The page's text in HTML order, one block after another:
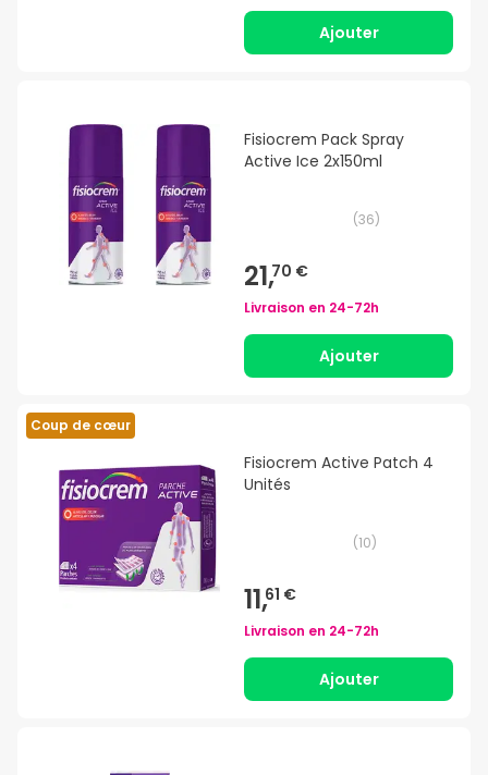
Ajouter
Fisiocrem Pack Spray
Active Ice 2x150ml
(36)
21,70 €
Livraison en 24-72h
Ajouter
Coup de cœur
Fisiocrem Active Patch 4
Unités
(10)
11,61 €
Livraison en 24-72h
Ajouter